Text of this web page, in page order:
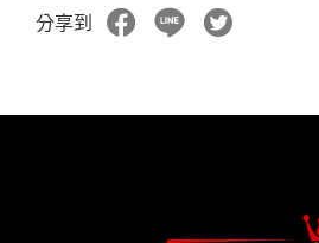
分享到